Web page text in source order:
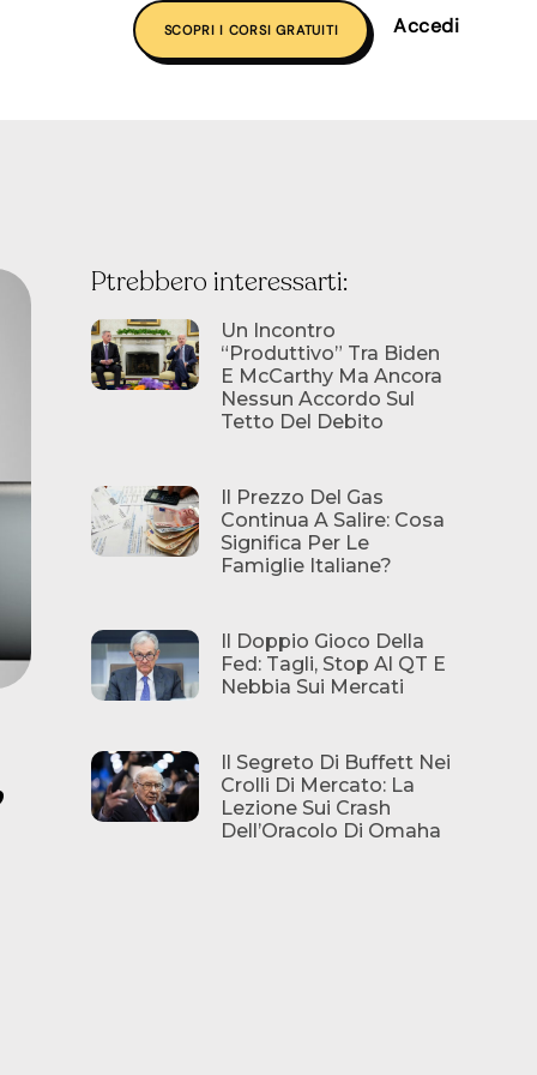
SCOPRI I CORSI GRATUITI Accedi
Ptrebbero interessarti:
Un Incontro
“produttivo” Tra Biden
E McCarthy Ma Ancora
Nessun Accordo Sul
Tetto Del Debito
Il Prezzo Del Gas
Continua A Salire: Cosa
Significa Per Le
Famiglie Italiane?
Il Doppio Gioco Della
Fed: Tagli, Stop Al QT E
Nebbia Sui Mercati
Il Segreto Di Buffett Nei
Crolli Di Mercato: La
Lezione Sui Crash
Dell’Oracolo Di Omaha